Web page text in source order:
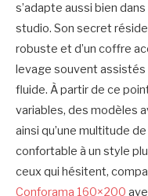
s’adapte aussi bien
studio. Son secret
robuste et d’un coffre
levage souvent assistés
fluide. À partir de ce
variables, des modèles
ainsi qu’une multitude
confortable à un style
ceux qui hésitent,
Conforama 160×200